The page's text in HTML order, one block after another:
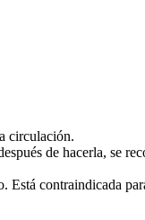
circulación.
de hacerla, se
Está contraindicada